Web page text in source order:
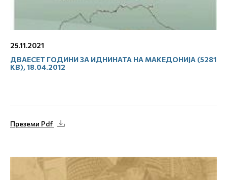
25.11.2021
ДВАЕСЕТ ГОДИНИ ЗА ИДНИНАТА НА МАКЕДОНИЈА (5281
KB), 18.04.2012
Преземи Pdf